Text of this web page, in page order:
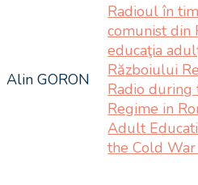
Alin GORON
Radioul în
comunist din
educaţia
Războiului
Radio during
Regime in
Adult
the Cold